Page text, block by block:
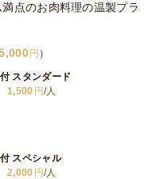
な自家製DELIサン
1,000円
点のお肉料理の温製プラ
円
スタンダード
1,500 円/人
スペシャル
2,000 円/人